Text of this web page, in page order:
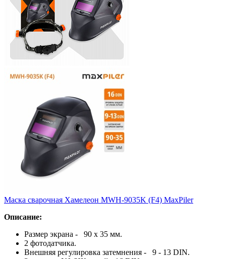
Маска сварочная Хамелеон MWH-9035K (F4) MaxPiler
Описание:
Размер экрана - 90 х 35 мм.
2 фотодатчика.
Внешняя регулировка затемнения - 9 - 13 DIN.